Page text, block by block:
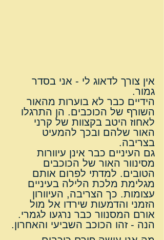
אין צורך לדאוג לי - אני בסדר
גמור.
הידיים כבר לא בוערות מהאור
השורף של הכוכבים. הן התרגלו
לאחוז היטב בקצוות של קרני
האור שלהם ובכך להמעיט
בצריבה.
גם העיניים כבר אינן עיוורות
מסינוור האור של הכוכבים
הטובים. למדתי לפרום אותם
מגלימת מלכת הלילה בעיניים
עצומות. כך הצריבה, העיוורון
הזמני והדמעות שירדו אל מול
אורם המסנוור כבר נרגעו לגמרי.
הנה - זהו הכוכב השביעי והאחרון.